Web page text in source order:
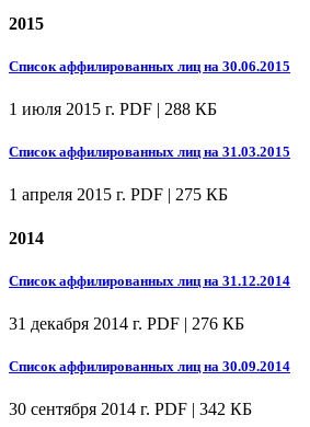
2015
Список аффилированных лиц на 30.06.2015
1 июля 2015 г. PDF | 288 КБ
Список аффилированных лиц на 31.03.2015
1 апреля 2015 г. PDF | 275 КБ
2014
Список аффилированных лиц на 31.12.2014
31 декабря 2014 г. PDF | 276 КБ
Список аффилированных лиц на 30.09.2014
30 сентября 2014 г. PDF | 342 КБ